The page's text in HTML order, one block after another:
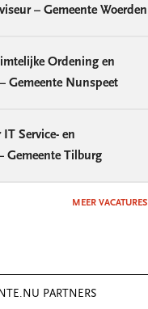
– Gemeente Woerden
Ordening en
Gemeente Nunspeet
Service- en
Gemeente Tilburg
MEER VACATURES
PARTNERS